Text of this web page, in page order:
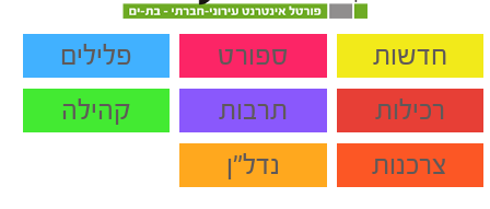
חדשות ספורט
פלילים
רכילות
תרבות
קהילה
צרכנות
נדל"ן